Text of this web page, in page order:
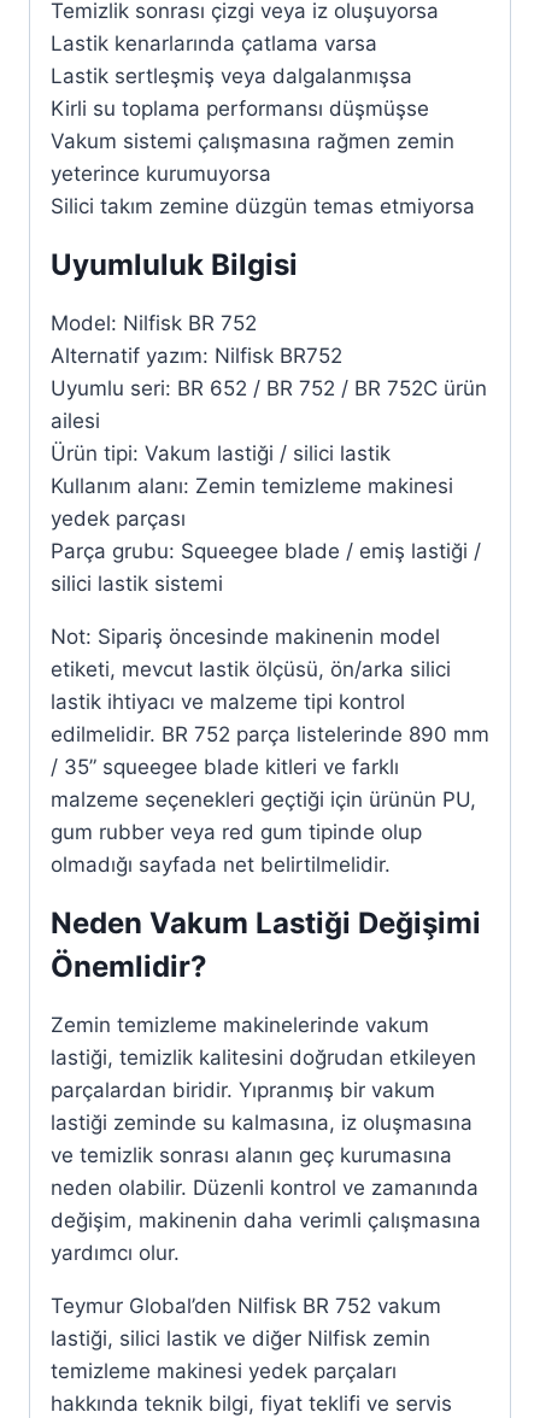
Temizlik sonrası çizgi veya iz oluşuyorsa
Lastik kenarlarında çatlama varsa
Lastik sertleşmiş veya dalgalanmışsa
Kirli su toplama performansı düşmüşse
Vakum sistemi çalışmasına rağmen zemin
yeterince kurumuyorsa
Silici takım zemine düzgün temas etmiyorsa
Uyumluluk Bilgisi
Model: Nilfisk BR 752
Alternatif yazım: Nilfisk BR752
Uyumlu seri: BR 652 / BR 752 / BR 752C ürün
ailesi
Ürün tipi: Vakum lastiği / silici lastik
Kullanım alanı: Zemin temizleme makinesi
yedek parçası
Parça grubu: Squeegee blade / emiş lastiği /
silici lastik sistemi
Not: Sipariş öncesinde makinenin model
etiketi, mevcut lastik ölçüsü, ön/arka silici
lastik ihtiyacı ve malzeme tipi kontrol
edilmelidir. BR 752 parça listelerinde 890 mm
/ 35” squeegee blade kitleri ve farklı
malzeme seçenekleri geçtiği için ürünün PU,
gum rubber veya red gum tipinde olup
olmadığı sayfada net belirtilmelidir.
Neden Vakum Lastiği Değişimi
Önemlidir?
Zemin temizleme makinelerinde vakum
lastiği, temizlik kalitesini doğrudan etkileyen
parçalardan biridir. Yıpranmış bir vakum
lastiği zeminde su kalmasına, iz oluşmasına
ve temizlik sonrası alanın geç kurumasına
neden olabilir. Düzenli kontrol ve zamanında
değişim, makinenin daha verimli çalışmasına
yardımcı olur.
Teymur Global’den Nilfisk BR 752 vakum
lastiği, silici lastik ve diğer Nilfisk zemin
temizleme makinesi yedek parçaları
hakkında teknik bilgi, fiyat teklifi ve servis